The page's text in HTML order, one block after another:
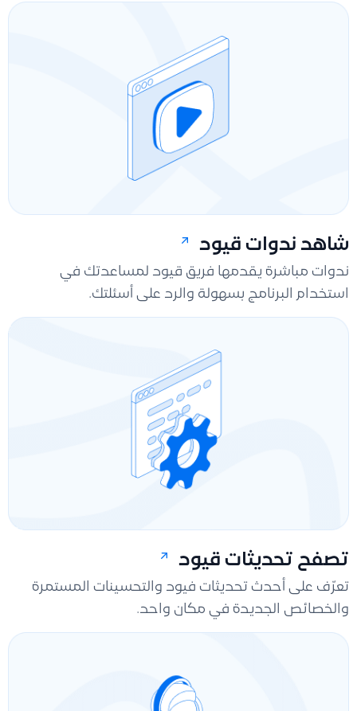
شاهد ندوات قيود
ندوات مباشرة يقدمها فريق قيود لمساعدتك في
استخدام البرنامج بسهولة والرد على أسئلتك.
تصفح تحديثات قيود
تعرّف على أحدث تحديثات فيود والتحسينات المستمرة
والخصائص الجديدة في مكان واحد.